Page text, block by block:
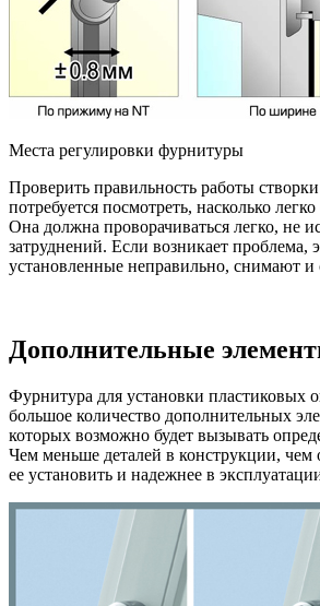
Места регулировки фурнитуры
Проверить правильность работы
потребуется посмотреть, насколько
Она должна проворачиваться легко, не
затруднений. Если возникает проблема,
установленные неправильно, снимают и
Дополнительные
Фурнитура для установки пластиковых
большое количество дополнительных
которых возможно будет вызывать
Чем меньше деталей в конструкции, чем
ее установить и надежнее в